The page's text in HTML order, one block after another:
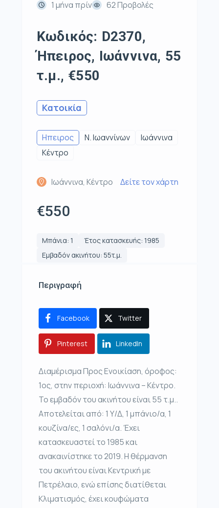
1 μήνα πρίν
62 Προβολές
Κωδικός: D2370,
Ήπειρος, Ιωάννινα, 55
τ.μ., €550
Κατοικία
Ηπειρος Ν. Ιωαννίνων
Ιωάννινα
Κέντρο
Ιωάννινα, Κέντρο Δείτε τον χάρτη
€550
Μπάνια: 1
Έτος κατασκευής: 1985
Εμβαδόν ακινήτου: 55τ.μ.
Περιγραφή
Facebook Twitter
Pinterest LinkedIn
Διαμέρισμα Προς Ενοικίαση, όροφος:
1ος, στην περιοχή: Ιωάννινα – Κέντρο.
Το εμβαδόν του ακινήτου είναι 55 τ.μ..
Αποτελείται από: 1 Υ/Δ, 1 μπάνιο/α, 1
κουζίνα/ες, 1 σαλόνι/α. Έχει
κατασκευαστεί το 1985 και
ανακαινίστηκε το 2019. Η θέρμανση
του ακινήτου είναι Κεντρική με
Πετρέλαιο, ενώ επίσης διατίθεται
Κλιματισμός, έχει κουφώματα